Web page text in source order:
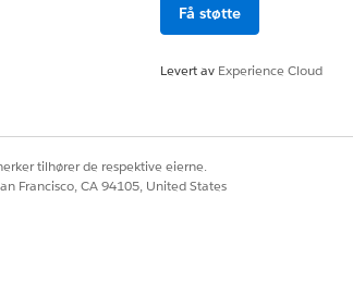
Få støtte
Levert av Experience Cloud
tilhører de respektive eierne.
Francisco, CA 94105, United States